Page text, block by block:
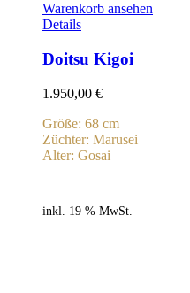
Warenkorb ansehen
Details
Doitsu Kigoi
1.950,00 €
Größe: 68 cm
Züchter: Marusei
Alter: Gosai
inkl. 19 % MwSt.